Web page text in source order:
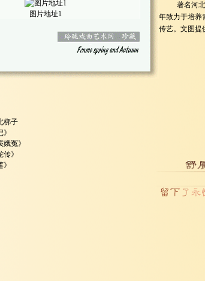
图片地址1
著名河
年致力于培养
传艺。文图提
梆子
冤》
》